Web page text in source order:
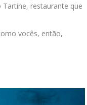
restaurante que
vocês, então,